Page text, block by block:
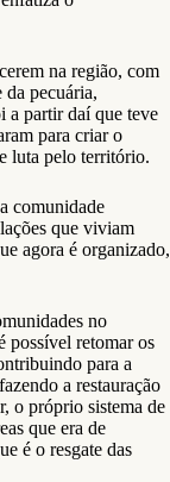
na região, com
da pecuária,
a partir daí que teve
para criar o
luta pelo território.
comunidade
que viviam
agora é organizado,
no
possível retomar os
para a
a restauração
o próprio sistema de
que era de
é o resgate das